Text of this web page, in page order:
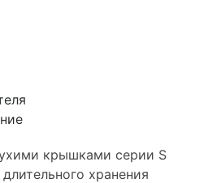
крышками серии S
хранения